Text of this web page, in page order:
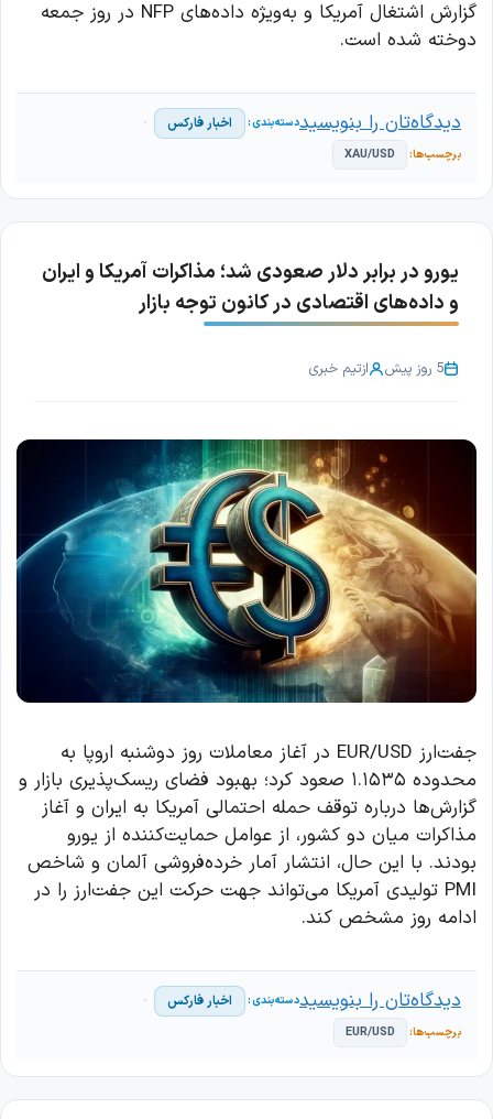
گزارش اشتغال آمریکا و به‌ویژه داده‌های NFP در روز جمعه
دوخته شده است.
اخبار فارکس
XAU/USD
دیدگاه‌تان را بنویسید
یورو در برابر دلار صعودی شد؛ مذاکرات آمریکا و ایران
و داده‌های اقتصادی در کانون توجه بازار
5 روز پیش ازتیم خبری
جفت‌ارز EUR/USD در آغاز معاملات روز دوشنبه اروپا به
محدوده ۱.۱۵۳۵ صعود کرد؛ بهبود فضای ریسک‌پذیری بازار و
گزارش‌ها درباره توقف حمله احتمالی آمریکا به ایران و آغاز
مذاکرات میان دو کشور، از عوامل حمایت‌کننده از یورو
بودند. با این حال، انتشار آمار خرده‌فروشی آلمان و شاخص
PMI تولیدی آمریکا می‌تواند جهت حرکت این جفت‌ارز را در
ادامه روز مشخص کند.
اخبار فارکس
EUR/USD
دیدگاه‌تان را بنویسید